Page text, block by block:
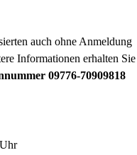
auch ohne Anmeldung
Informationen erhalten Sie
09776-70909818